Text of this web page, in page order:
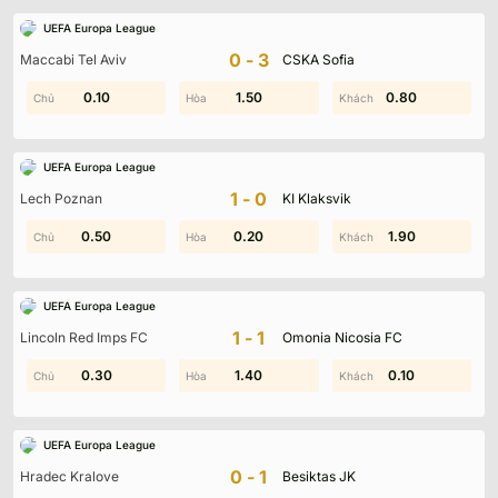
UEFA Europa League
Maccabi Tel Aviv 0-3 CSKA Sofia
0.40 0.30 1.60
0.10 1.50 0.80
UEFA Europa League
Lech Poznan 1-0 KI Klaksvik
1.20 1.80 0.70
0.50 0.20 1.90
UEFA Europa League
Lincoln Red Imps FC 1-1 Omonia Nicosia FC
1.00 1.70 1.80
0.30 1.40 0.10
UEFA Europa League
Hradec Kralove 0-1 Besiktas JK